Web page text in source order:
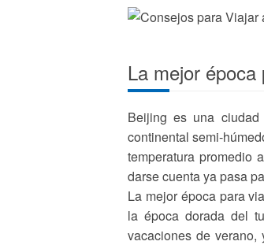
La mejor
Beijing es una
continental semi-
temperatura promedio
darse cuenta ya pasa
La mejor época para
la época dorada del
vacaciones de